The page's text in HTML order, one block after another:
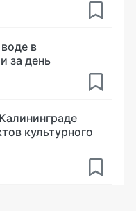
в
за день
культурного